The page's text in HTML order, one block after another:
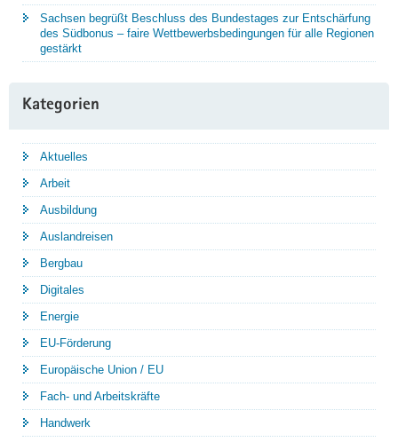
Sachsen begrüßt Beschluss des Bundestages zur Entschärfung
des Südbonus – faire Wettbewerbsbedingungen für alle Regionen
gestärkt
Kategorien
Aktuelles
Arbeit
Ausbildung
Auslandreisen
Bergbau
Digitales
Energie
EU-Förderung
Europäische Union / EU
Fach- und Arbeitskräfte
Handwerk